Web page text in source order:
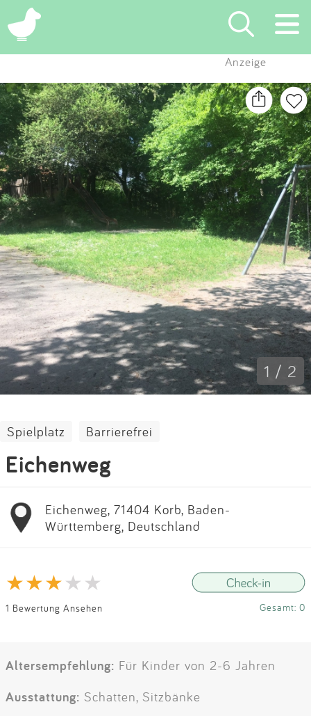
×
Suchen
Eintragen
App
Blog
Partner
Kontakt
Impressum
Anmelden
Anzeige
1 / 2
Spielplatz Barrierefrei
Eichenweg
Eichenweg, 71404 Korb, Baden-
Württemberg, Deutschland
1 Bewertung Ansehen Gesamt: 0
Altersempfehlung: Für Kinder von 2-6 Jahren
Ausstattung: Schatten, Sitzbänke